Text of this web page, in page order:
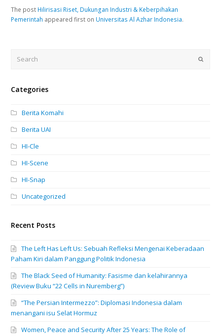
The post Hilirisasi Riset, Dukungan Industri & Keberpihakan
Pemerintah appeared first on Universitas Al Azhar Indonesia.
Submit
Categories
Berita Komahi
Berita UAI
HI-Cle
HI-Scene
HI-Snap
Uncategorized
Recent Posts
The Left Has Left Us: Sebuah Refleksi Mengenai Keberadaan
Paham Kiri dalam Panggung Politik Indonesia
The Black Seed of Humanity: Fasisme dan kelahirannya
(Review Buku “22 Cells in Nuremberg”)
“The Persian Intermezzo”: Diplomasi Indonesia dalam
menangani isu Selat Hormuz
Women, Peace and Security After 25 Years: The Role of